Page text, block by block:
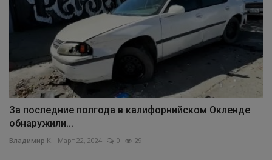
За последние полгода в калифорнийском Окленде
обнаружили...
Владимир К. Март 22, 2024 0 29